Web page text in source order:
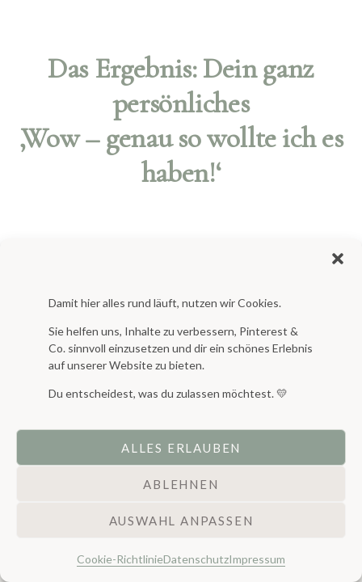
Damit hier alles rund läuft, nutzen wir Cookies.
Sie helfen uns, Inhalte zu verbessern, Pinterest &
Co. sinnvoll einzusetzen und dir ein schönes Erlebnis
auf unserer Website zu bieten.
Du entscheidest, was du zulassen möchtest. 💛
ALLES ERLAUBEN
ABLEHNEN
AUSWAHL ANPASSEN
Cookie-RichtlinieDatenschutzImpressum
Das Ergebnis: Dein ganz
persönliches
‚Wow – genau so wollte ich es
haben!‘
Endlich wohlfühlen? Geht!
Starte jetzt!
Einfach schön Einrichten
11 motivierendeVideomodule
(Wohnpsychologie, harmonisches Kombinieren, Licht,
Möbelstellung, Deko und Wandgestaltung)
begleitendesWorkbook